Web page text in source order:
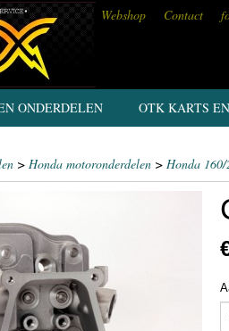
Webshop Contact
ONDERDELEN OTK KARTS
> Honda motoronderdelen > Honda